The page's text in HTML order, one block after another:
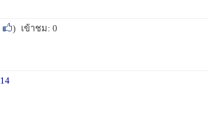
) เข้าชม: 0
14